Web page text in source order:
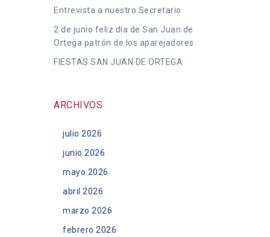
Entrevista a nuestro Secretario
2 de junio feliz día de San Juan de
Ortega patrón de los aparejadores
FIESTAS SAN JUAN DE ORTEGA
ARCHIVOS
julio 2026
junio 2026
mayo 2026
abril 2026
marzo 2026
febrero 2026